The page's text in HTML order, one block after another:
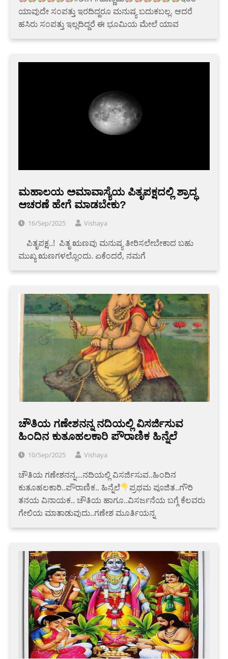
ಯಾವುದೇ ಸಂಪತ್ತು ಇರದಿದ್ದರೂ ಮನುಷ್ಯ ಬದುಕಬಲ್ಲ. ಆದರೆ
ಹಸಿರು ಸಂಪತ್ತು ಇಲ್ಲದಿದ್ದರೆ ಈ ಭೂಮಿಯ ಮೇಲೆ ಯಾವ
ಮಹಾಲಯ ಅಮಾವಾಸ್ಯೆಯ ಪಿತೃಪಕ್ಷದಲ್ಲಿ ಶ್ರಾದ್ಧ
ಆಚರಣೆ ಹೇಗೆ ಮಾಡಬೇಕು?
16/Sep/2025 Vishaya
‌ ‌ ‌ ‌ ಪಿತೃಪಕ್ಷ..!‌ ‌ ಪಿತೃ ಋಣವು ಮನುಷ್ಯ ತೀರಿಸಲೇಬೇಕಾದ ಬಹು
ಮುಖ್ಯ ಋಣಗಳಲ್ಲೊಂದು. ಏಕೆಂದರೆ, ನಮಗೆ
ಚೌತಿಯ ಗಣೇಶನನ್ನ ನದಿಯಲ್ಲಿ ವಿಸರ್ಜಿಸುವ
ಹಿಂದಿನ ಕುತೂಹಲಕಾರಿ ಪೌರಾಣಿಕ ಹಿನ್ನೆಲೆ
10/Sep/2025 Vishaya
ಚೌತಿಯ ಗಣೇಶನನ್ನ…ನದಿಯಲ್ಲಿ ವಿಸರ್ಜಿಸುವ..ಹಿಂದಿನ
ಕುತೂಹಲಕಾರಿ..ಪೌರಾಣಿಕ.. ಹಿನ್ನೆಲೆ
ಪ್ರಥಮ ಪೂಜಿತ..ಗೌರಿ
ತನಯ ವಿನಾಯಕ.. ಚೌತಿಯ ಹಾಗೂ..ವಿಸರ್ಜನೆಯ ಬಗ್ಗೆ ಕೆಲವರು
ಗೇಲಿಯ ಮಾತಾಡುವುದು..ಗಣೇಶ ಮೂರ್ತಿಯನ್ನ